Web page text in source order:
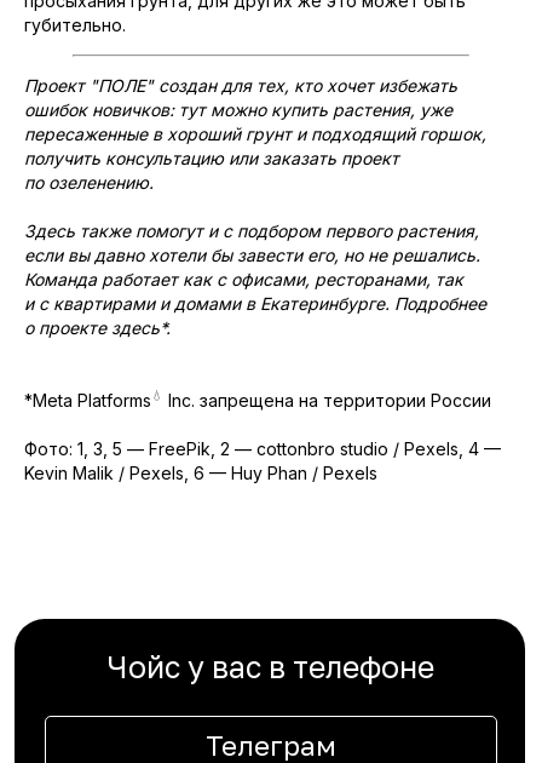
губительно.
Проект "ПОЛЕ"создан для тех, кто хочет избежать
ошибок новичков: тут можно купить растения, уже
пересаженные в хороший грунт и подходящий горшок,
получить консультацию или заказать проект
по озеленению.
Здесь также помогут и с подбором первого растения,
если вы давно хотели бы завести его, но не решались.
Команда работает как с офисами, ресторанами, так
и с квартирами и домами в Екатеринбурге. Подробнее
о проекте здесь*.
*Meta Platforms 💧 Inc. запрещена на территории России
Фото: 1, 3, 5 — FreePik, 2 — cottonbro studio / Pexels, 4 —
Kevin Malik / Pexels, 6 — Huy Phan / Pexels